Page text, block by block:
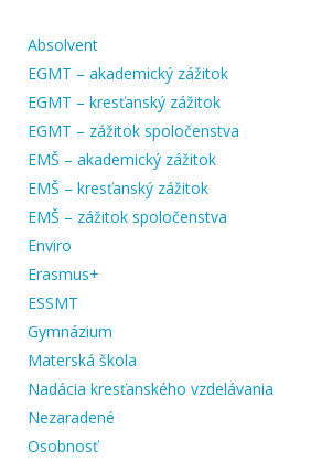
Absolvent
EGMT – akademický zážitok
EGMT – kresťanský zážitok
EGMT – zážitok spoločenstva
EMŠ – akademický zážitok
EMŠ – kresťanský zážitok
EMŠ – zážitok spoločenstva
Enviro
Erasmus+
ESSMT
Gymnázium
Materská škola
Nadácia kresťanského vzdelávania
Nezaradené
Osobnosť